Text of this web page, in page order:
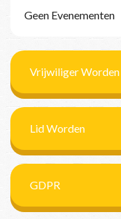
Geen Evenementen
Vrijwiliger Worden
Lid Worden
GDPR